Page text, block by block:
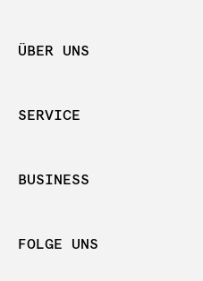
ÜBER UNS
SERVICE
BUSINESS
FOLGE UNS